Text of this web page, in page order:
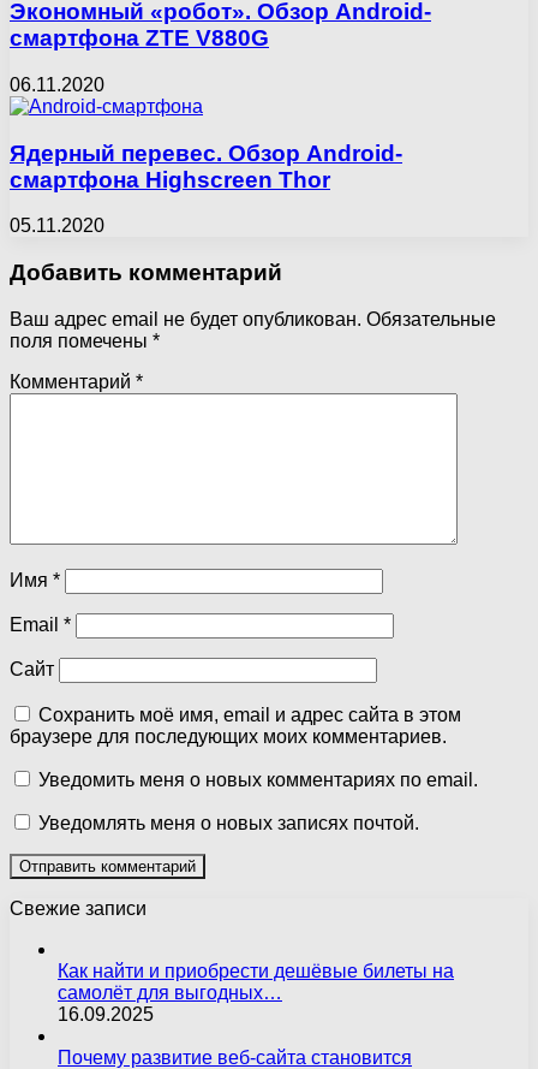
Экономный «робот». Обзор Android-
смартфона ZTE V880G
06.11.2020
Ядерный перевес. Обзор Android-
смартфона Highscreen Thor
05.11.2020
Добавить комментарий
Ваш адрес email не будет опубликован. Обязательные
поля помечены *
Комментарий *
Имя *
Email *
Сайт
Сохранить моё имя, email и адрес сайта в этом
браузере для последующих моих комментариев.
Уведомить меня о новых комментариях по email.
Уведомлять меня о новых записях почтой.
Свежие записи
Как найти и приобрести дешёвые билеты на
самолёт для выгодных…
16.09.2025
Почему развитие веб-сайта становится